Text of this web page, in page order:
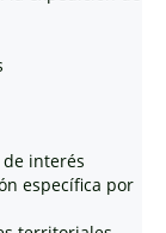
interés
específica por